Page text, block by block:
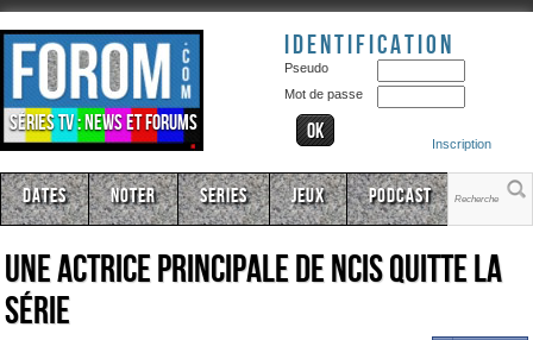
Séries TV : news et forums
Identification
Pseudo
Mot de passe
Inscription
Dates Noter Series Jeux Podcast
Une actrice principale de NCIS quitte la
série